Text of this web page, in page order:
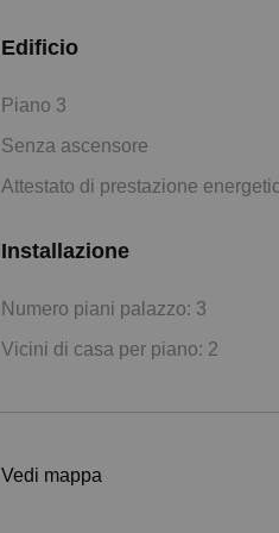
Edificio
Piano 3
Senza ascensore
Attestato di prestazione
Installazione
Numero piani palazzo: 3
Vicini di casa per piano: 2
Vedi mappa